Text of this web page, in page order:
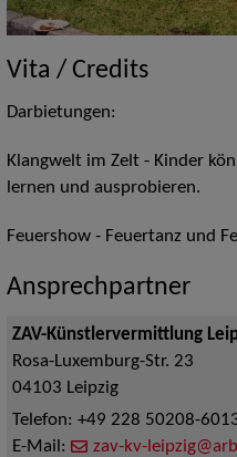
Vita / Credits
Darbietungen:
Klangwelt im Zelt - Kinder
lernen und ausprobieren.
Feuershow - Feuertanz und
Ansprechpartner
ZAV-Künstlervermittlung
Rosa-Luxemburg-Str. 23
04103 Leipzig
Telefon: +49 228 50208-
E-Mail:
zav-kv-